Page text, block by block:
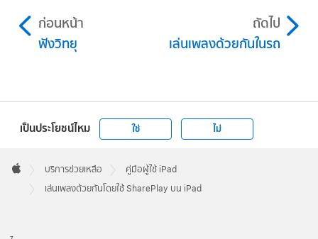
ก่อนหน้า
ฟังวิทยุ
ถัดไป
เล่นเพลงด้วยกันในรถ
เป็นประโยชน์ไหม ใช่ ไม่
Footer

บริการช่วยเหลือ คู่มือผู้ใช้ iPad
เล่นเพลงด้วยกันโดยใช้ SharePlay บน iPad